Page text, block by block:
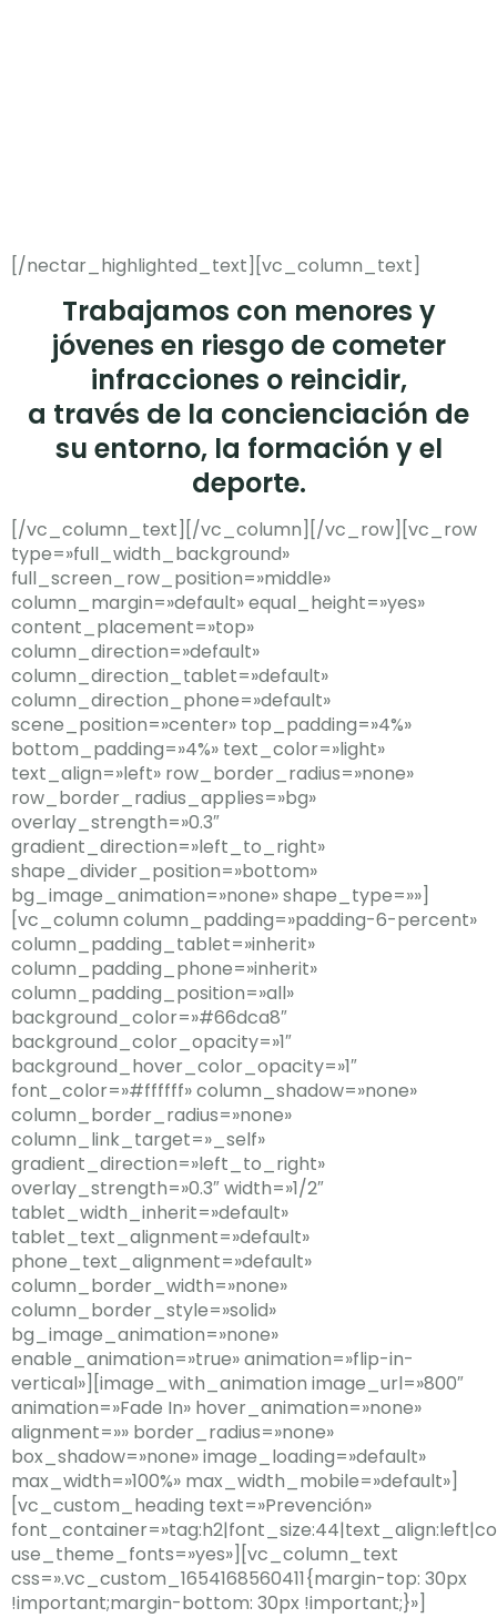
[/nectar_highlighted_text][vc_column_text]
Trabajamos con menores y
jóvenes en riesgo de cometer
infracciones o reincidir,
a través de la concienciación de
su entorno, la formación y el
deporte.
[/vc_column_text][/vc_column][/vc_row][vc_row
type=»full_width_background»
full_screen_row_position=»middle»
column_margin=»default» equal_height=»yes»
content_placement=»top»
column_direction=»default»
column_direction_tablet=»default»
column_direction_phone=»default»
scene_position=»center» top_padding=»4%»
bottom_padding=»4%» text_color=»light»
text_align=»left» row_border_radius=»none»
row_border_radius_applies=»bg»
overlay_strength=»0.3″
gradient_direction=»left_to_right»
shape_divider_position=»bottom»
bg_image_animation=»none» shape_type=»»]
[vc_column column_padding=»padding-6-percent»
column_padding_tablet=»inherit»
column_padding_phone=»inherit»
column_padding_position=»all»
background_color=»#66dca8″
background_color_opacity=»1″
background_hover_color_opacity=»1″
font_color=»#ffffff» column_shadow=»none»
column_border_radius=»none»
column_link_target=»_self»
gradient_direction=»left_to_right»
overlay_strength=»0.3″ width=»1/2″
tablet_width_inherit=»default»
tablet_text_alignment=»default»
phone_text_alignment=»default»
column_border_width=»none»
column_border_style=»solid»
bg_image_animation=»none»
enable_animation=»true» animation=»flip-in-
vertical»][image_with_animation image_url=»800″
animation=»Fade In» hover_animation=»none»
alignment=»» border_radius=»none»
box_shadow=»none» image_loading=»default»
max_width=»100%» max_width_mobile=»default»]
[vc_custom_heading text=»Prevención»
use_theme_fonts=»yes»][vc_column_text
css=».vc_custom_1654168560411{margin-top: 30px
!important;margin-bottom: 30px !important;}»]